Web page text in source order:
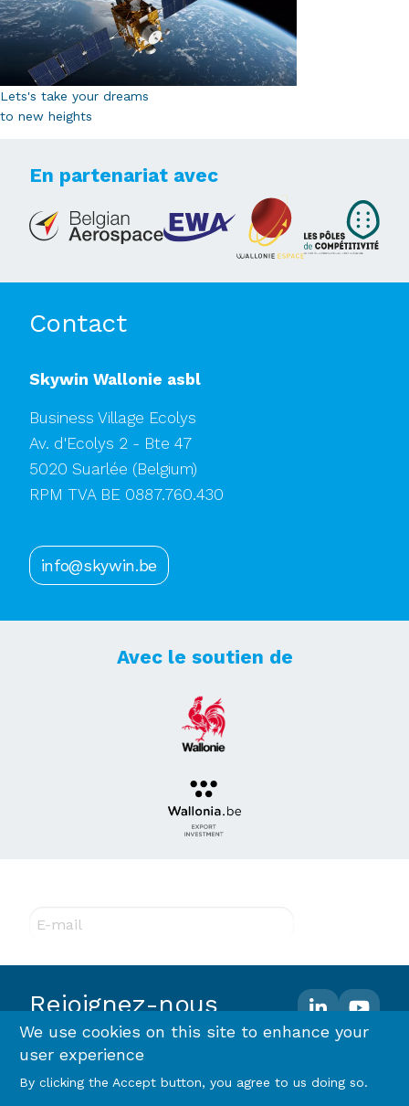
Lets's take your dreams
to new heights
En partenariat avec
Contact
Skywin Wallonie asbl
Business Village Ecolys
Av. d'Ecolys 2 - Bte 47
5020 Suarlée (Belgium)
RPM TVA BE 0887.760.430
info@skywin.be
Avec le soutien de
E-mail
Rejoignez-nous
Footer
Terms and conditions
We use cookies on this site to enhance your
user experience
By clicking the Accept button, you agree to us doing so.